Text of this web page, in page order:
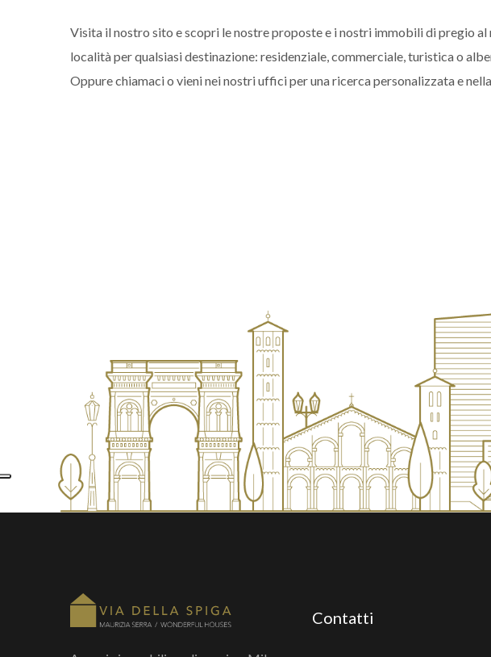
Visita il nostro sito e scopri le nostre proposte e i nostri immobili di pregio
località per qualsiasi destinazione: residenziale, commerciale, turistica o
Oppure chiamaci o vieni nei nostri uffici per una ricerca personalizzata e
Contatti